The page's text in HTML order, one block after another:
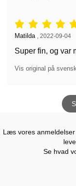
Anmeldelser: 5
Anmeldelser af:
Matilda 2022-09-04
Super fin, og var
Vis original på
Læs vores
Se hvad